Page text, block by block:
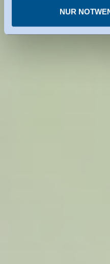
einzelnen Diensten.
Sie können erteilte
widerrufen.
NUR